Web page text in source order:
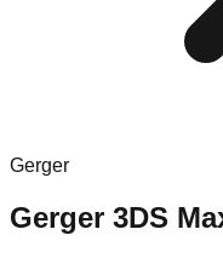
Gerger
Gerger 3DS